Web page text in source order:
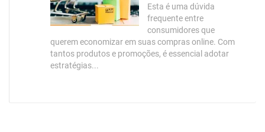
Esta é uma dúvida
frequente entre
consumidores que
querem economizar em suas compras online. Com
tantos produtos e promoções, é essencial adotar
estratégias...